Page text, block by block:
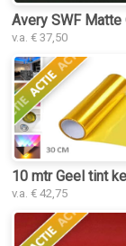
Avery SWF
v.a. € 37,50
10 mtr Geel tint
v.a. € 42,75